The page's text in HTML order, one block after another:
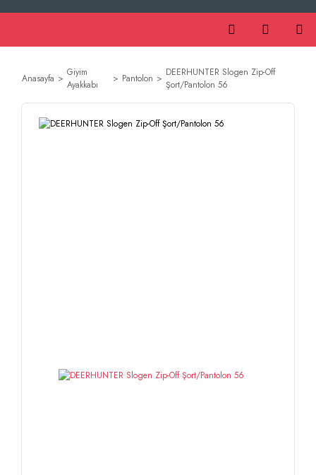
Anasayfa
Giyim
Ayakkabı
Pantolon
DEERHUNTER Slogen Zip-Off
Şort/Pantolon 56